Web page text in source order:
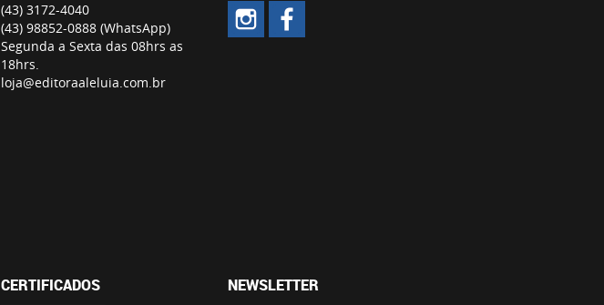
(43) 3172-4040
(43) 98852-0888 (WhatsApp)
Segunda a Sexta das 08hrs as
18hrs.
loja@editoraaleluia.com.br
CERTIFICADOS NEWSLETTER